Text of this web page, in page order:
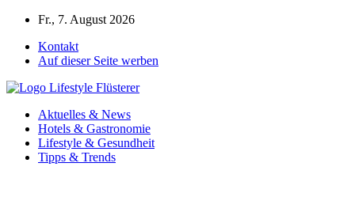
Zum
springen
Fr., 7. August 2026
Kontakt
Auf dieser Seite werben
Aktuelles & News
Hotels & Gastronomie
Lifestyle & Gesundheit
Tipps & Trends